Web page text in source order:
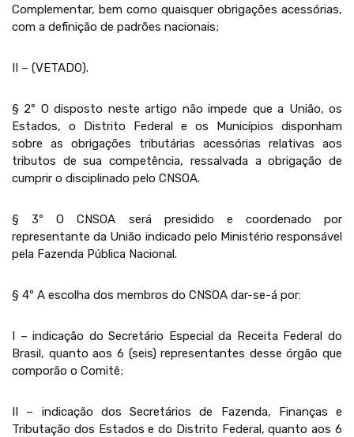
Complementar, bem como quaisquer obrigações acessórias,
com a definição de padrões nacionais;
II – (VETADO).
§ 2º O disposto neste artigo não impede que a União, os
Estados, o Distrito Federal e os Municípios disponham
sobre as obrigações tributárias acessórias relativas aos
tributos de sua competência, ressalvada a obrigação de
cumprir o disciplinado pelo CNSOA.
§ 3º O CNSOA será presidido e coordenado por
representante da União indicado pelo Ministério responsável
pela Fazenda Pública Nacional.
§ 4º A escolha dos membros do CNSOA dar-se-á por:
I – indicação do Secretário Especial da Receita Federal do
Brasil, quanto aos 6 (seis) representantes desse órgão que
comporão o Comitê;
II – indicação dos Secretários de Fazenda, Finanças e
Tributação dos Estados e do Distrito Federal, quanto aos 6